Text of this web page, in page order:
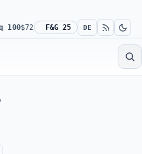
100$722.68 -0.16% Dow 30
F&G 25 DE